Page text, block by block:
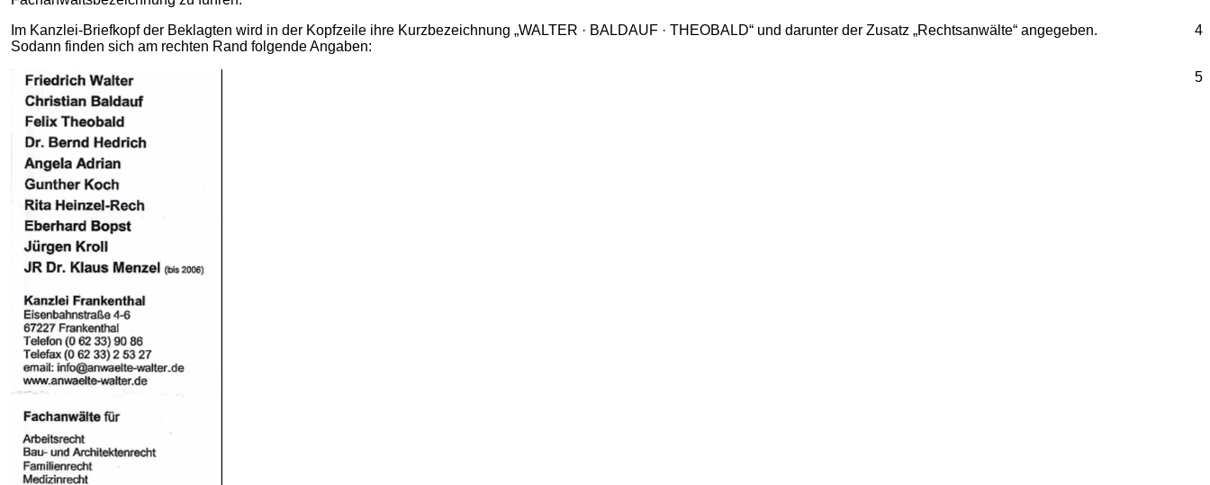
4
Im Kanzlei-Briefkopf der Beklagten wird in der Kopfzeile ihre Kurzbezeichnung „WALTER · BALDAUF · THEOBALD“ und darunter der Zusatz „Rechtsanwälte“ angegeben.
Sodann finden sich am rechten Rand folgende Angaben:
5